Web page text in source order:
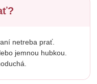
netreba prať.
jemnou hubkou.